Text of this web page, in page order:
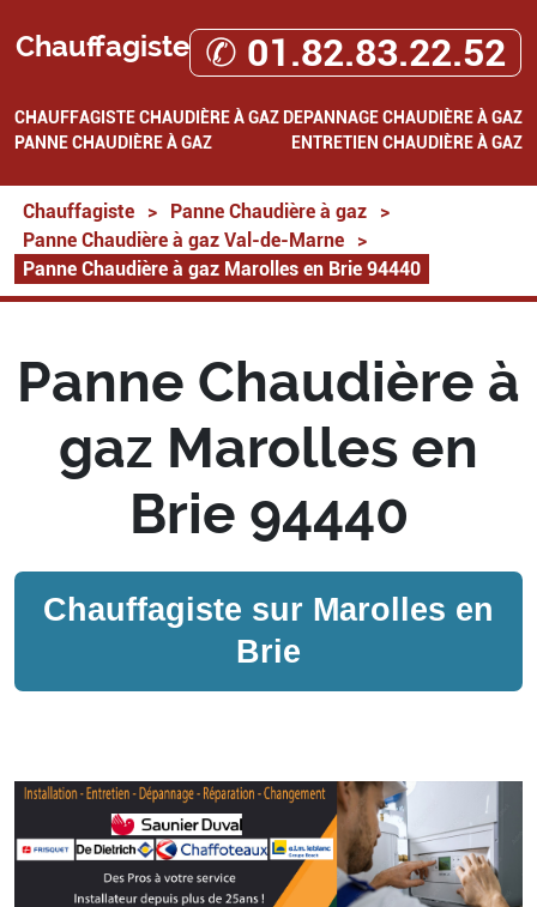
Chauffagiste ✆ 01.82.83.22.52
CHAUFFAGISTECHAUDIÈRE À GAZ DEPANNAGE CHAUDIÈRE À GAZ
PANNE CHAUDIÈRE À GAZ
ENTRETIEN CHAUDIÈRE À GAZ
Chauffagiste > Panne Chaudière à gaz
>
Panne Chaudière à gaz Val-de-Marne
>
Panne Chaudière à gaz Marolles en Brie 94440
Panne Chaudière à
gaz Marolles en
Brie 94440
Chauffagiste sur Marolles en
Brie